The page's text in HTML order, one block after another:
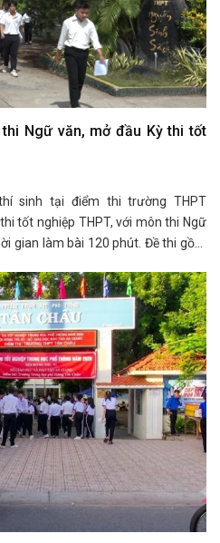
Ngữ văn, mở đầu Kỳ thi tốt
sinh tại điểm thi trường THPT
tốt nghiệp THPT, với môn thi Ngữ
gian làm bài 120 phút. Đề thi gồm